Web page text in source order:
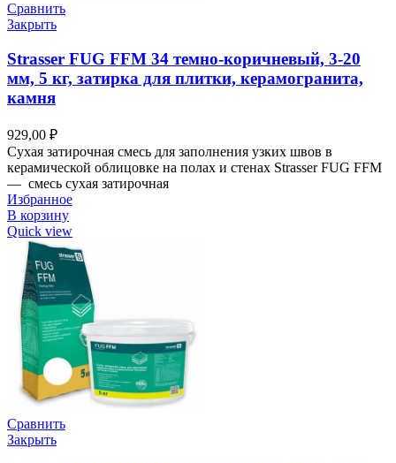
Сравнить
Закрыть
Strasser FUG FFM 34 темно-коричневый, 3-20
мм, 5 кг, затирка для плитки, керамогранита,
камня
929,00 ₽
Сухая затирочная смесь для заполнения узких швов в
керамической облицовке на полах и стенах Strasser FUG FFM
— смесь сухая затирочная
Избранное
В корзину
Quick view
Сравнить
Закрыть